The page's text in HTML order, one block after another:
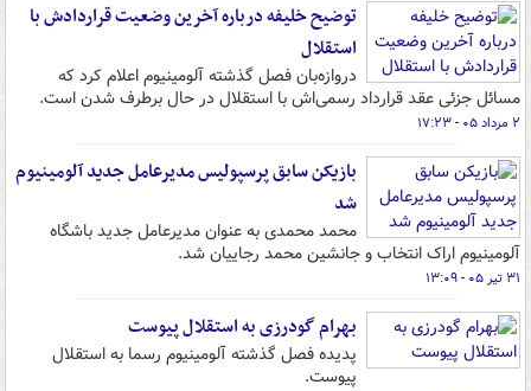
توضیح خلیفه درباره آخرین وضعیت قراردادش با
استقلال
دروازه‌بان فصل گذشته آلومینیوم اعلام کرد که
مسائل جزئی عقد قرارداد رسمی‌اش با استقلال در حال برطرف شدن است.
۲ مرداد ۰۵ - ۱۷:۲۳
بازیکن سابق پرسپولیس مدیرعامل جدید آلومینیوم
شد
محمد محمدی به عنوان مدیرعامل جدید باشگاه
آلومینیوم اراک انتخاب و جانشین محمد رجاییان شد.
۳۱ تیر ۰۵ - ۱۳:۰۹
بهرام گودرزی به استقلال پیوست
پدیده فصل گذشته آلومینیوم رسما به استقلال
پیوست.